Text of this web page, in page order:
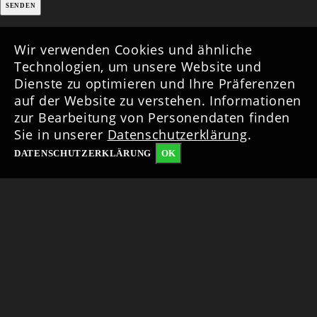
Wir verwenden Cookies und ähnliche
Technologien, um unsere Website und
Dienste zu optimieren und Ihre Präferenzen
auf der Website zu verstehen. Informationen
zur Bearbeitung von Personendaten finden
Sie in unserer Datenschutzerklärung.
DATENSCHUTZERKLÄRUNG OK